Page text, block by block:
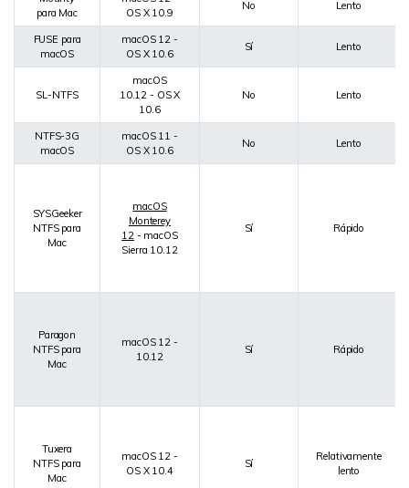
para Mac
OS X 10.9
No Lento
FUSE para
macOS
macOS 12 -
OS X 10.6
Sí Lento
SL-NTFS
macOS
10.12 - OS X
10.6
No Lento
NTFS-3G
macOS
macOS 11 -
OS X 10.6
No Lento
SYSGeeker
NTFS para
Mac
macOS
Monterey
12 - macOS
Sierra 10.12
Sí Rápido
Paragon
NTFS para
Mac
macOS 12 -
10.12
Sí Rápido
Tuxera
NTFS para
Mac
macOS 12 -
OS X 10.4
Sí
Relativamente
lento